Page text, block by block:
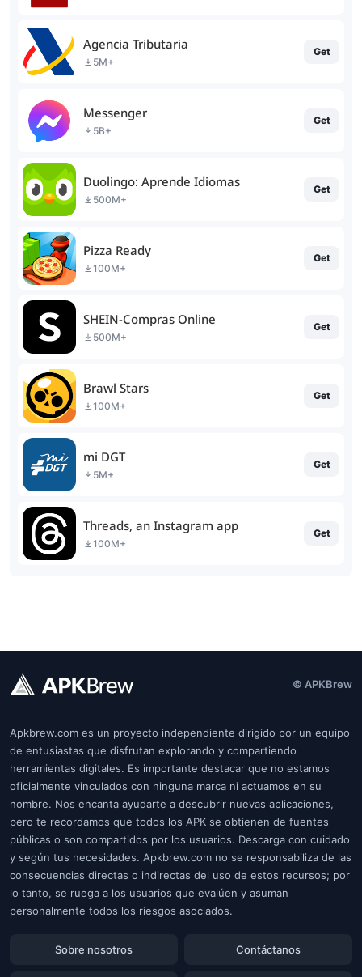
Agencia Tributaria
5M+
Get
Messenger
5B+
Get
Duolingo: Aprende Idiomas
500M+
Get
Pizza Ready
100M+
Get
SHEIN-Compras Online
500M+
Get
Brawl Stars
100M+
Get
mi DGT
5M+
Get
Threads, an Instagram app
100M+
Get
© APKBrew
Apkbrew.com es un proyecto independiente dirigido por un equipo
de entusiastas que disfrutan explorando y compartiendo
herramientas digitales. Es importante destacar que no estamos
oficialmente vinculados con ninguna marca ni actuamos en su
nombre. Nos encanta ayudarte a descubrir nuevas aplicaciones,
pero te recordamos que todos los APK se obtienen de fuentes
públicas o son compartidos por los usuarios. Descarga con cuidado
y según tus necesidades. Apkbrew.com no se responsabiliza de las
consecuencias directas o indirectas del uso de estos recursos; por
lo tanto, se ruega a los usuarios que evalúen y asuman
personalmente todos los riesgos asociados.
Sobre nosotros Contáctanos